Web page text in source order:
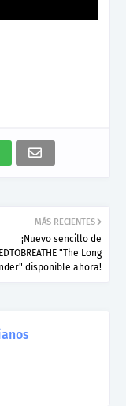
MÁS RECIENTES
¡Nuevo sencillo de
"The Long
disponible ahora!